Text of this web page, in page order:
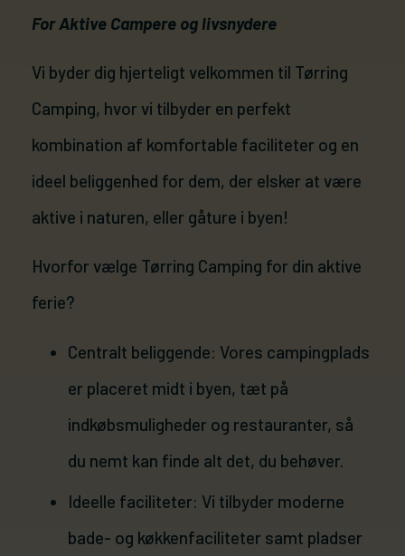
For Aktive Campere og livsnydere
Vi byder dig hjerteligt velkommen til Tørring
Camping, hvor vi tilbyder en perfekt
kombination af komfortable faciliteter og en
ideel beliggenhed for dem, der elsker at være
aktive i naturen, eller gåture i byen!
Hvorfor vælge Tørring Camping for din aktive
ferie?
Centralt beliggende: Vores campingplads
er placeret midt i byen, tæt på
indkøbsmuligheder og restauranter, så
du nemt kan finde alt det, du behøver.
Ideelle faciliteter: Vi tilbyder moderne
bade- og køkkenfaciliteter samt pladser